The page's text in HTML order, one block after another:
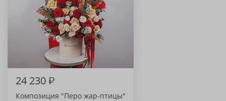
24 230₽
Композиция "Перо жар-птицы"